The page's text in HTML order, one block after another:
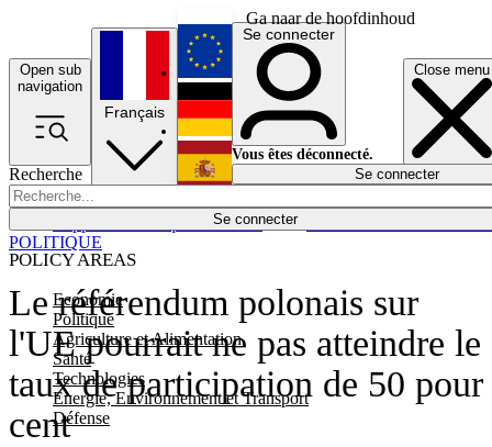
Ga naar de hoofdinhoud
Open sub
navigation
Close menu
Recherche
Se connecter
POLICY AREAS
Economie
Politique
Agriculture et Alimentation
Santé
Technologies
Energie, Environnement et Transport
Défense
Économie
Français
English
Deutsch
Español
Se connecter
Vous êtes déconnecté.
Se connecter
Le référendum polonais sur
l'UE pourrait ne pas atteindre le
taux de participation de 50 pour
cent
POLITIQUE